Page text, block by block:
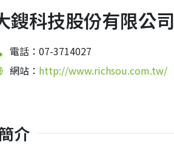
鎪科技股份有限公司
電話：07-3714027
網站： http://www.richsou.com.tw/
介